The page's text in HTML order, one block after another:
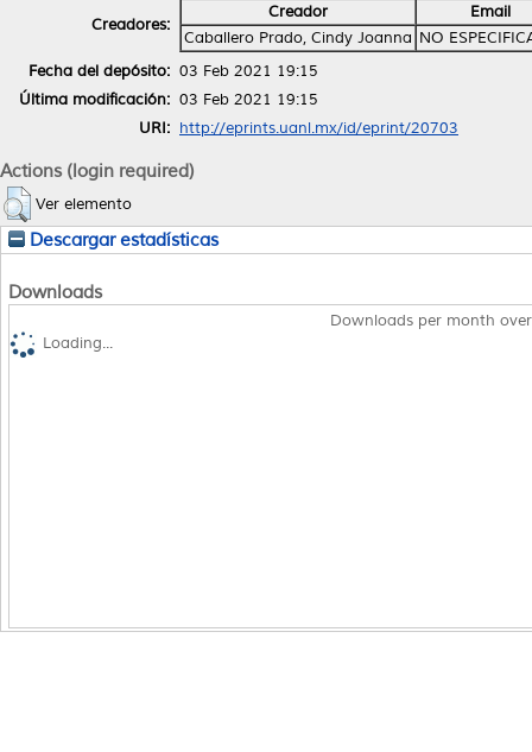
Creadores:
Creador
Email
Caballero Prado, Cindy Joanna NO
Fecha del depósito: 03 Feb 2021 19:15
Última modificación: 03 Feb 2021 19:15
URI: http://eprints.uanl.mx/id/eprint/20703
Actions (login required)
Ver elemento
Descargar estadísticas
Downloads
Downloads per month
Loading...